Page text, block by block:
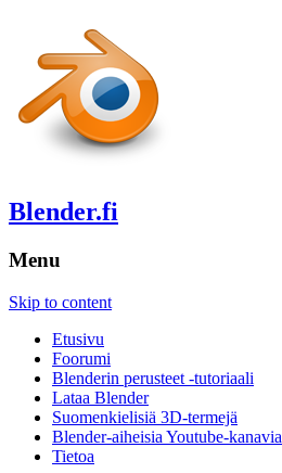
Blender.fi
Menu
Skip to content
Etusivu
Foorumi
Blenderin perusteet -tutoriaali
Lataa Blender
Suomenkielisiä 3D-termejä
Blender-aiheisia Youtube-kanavia
Tietoa